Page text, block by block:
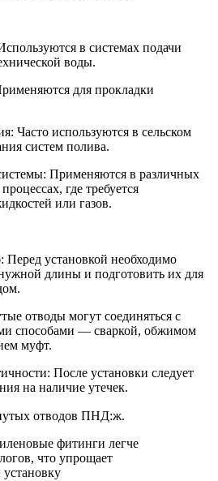
в системах подачи
воды.
для прокладки
Часто используются в сельском
систем полива.
Применяются в различных
где требуется
или газов.
Перед установкой необходимо
длины и подготовить их для
отводы могут соединяться с
способами — сваркой, обжимом
муфт.
После установки следует
на наличие утечек.
отводов ПНД:ж.
фитинги легче
что упрощает